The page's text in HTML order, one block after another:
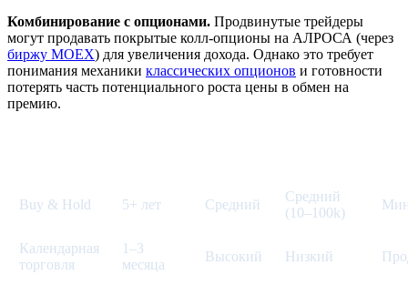
Комбинирование с опционами. Продвинутые трейдеры
могут продавать покрытые колл-опционы на АЛРОСА (через
биржу MOEX) для увеличения дохода. Однако это требует
понимания механики классических опционов и готовности
потерять часть потенциального роста цены в обмен на
премию.
Buy & Hold 5+ лет Средний
Средний
(10–100k)
Календарная
торговля
1–3
месяца
Высокий Низкий